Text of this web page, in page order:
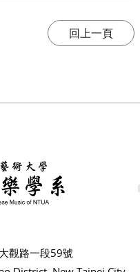
觀路一段59號